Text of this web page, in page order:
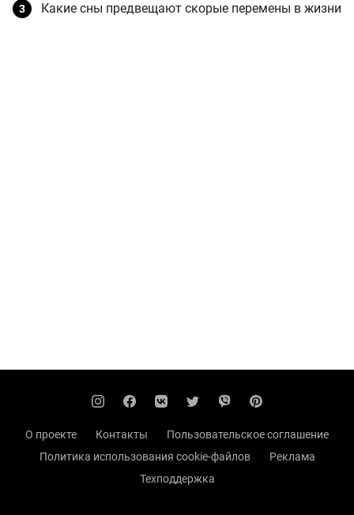
Какие сны предвещают скорые перемены в жизни
О проекте Контакты
Пользовательское соглашение
Политика использования cookie-файлов
Реклама
Техподдержка